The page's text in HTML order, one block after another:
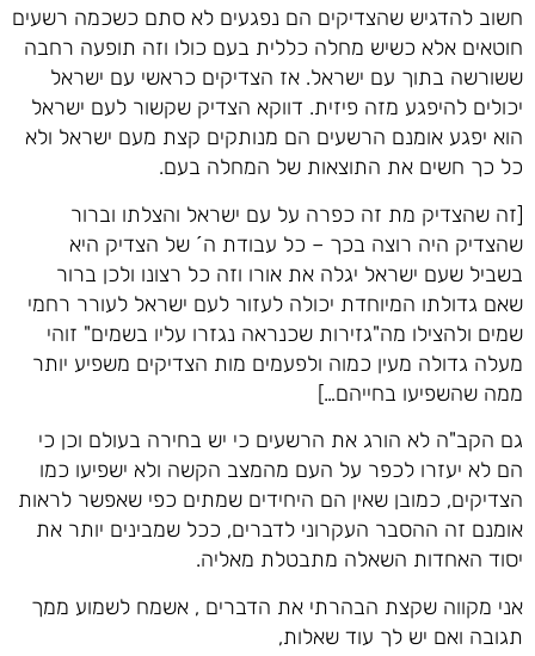
חשוב להדגיש שהצדיקים הם נפגעים לא סתם כשכמה רשעים
חוטאים אלא כשיש מחלה כללית בעם כולו וזה תופעה רחבה
ששורשה בתוך עם ישראל. אז הצדיקים כראשי עם ישראל
יכולים להיפגע מזה פיזית. דווקא הצדיק שקשור לעם ישראל
הוא יפגע אומנם הרשעים הם מנותקים קצת מעם ישראל ולא
כל כך חשים את התוצאות של המחלה בעם.
[זה שהצדיק מת זה כפרה על עם ישראל והצלתו וברור
שהצדיק היה רוצה בכך – כל עבודת ה´ של הצדיק היא
בשביל שעם ישראל יגלה את אורו וזה כל רצונו ולכן ברור
שאם גדולתו המיוחדת יכולה לעזור לעם ישראל לעורר רחמי
שמים ולהצילו מה"גזירות שכנראה נגזרו עליו בשמים" זוהי
מעלה גדולה מעין כמוה ולפעמים מות הצדיקים משפיע יותר
ממה שהשפיעו בחייהם…]
גם הקב"ה לא הורג את הרשעים כי יש בחירה בעולם וכן כי
הם לא יעזרו לכפר על העם מהמצב הקשה ולא ישפיעו כמו
הצדיקים, כמובן שאין הם היחידים שמתים כפי שאפשר לראות
אומנם זה ההסבר העקרוני לדברים, ככל שמבינים יותר את
יסוד האחדות השאלה מתבטלת מאליה.
אני מקווה שקצת הבהרתי את הדברים , אשמח לשמוע ממך
תגובה ואם יש לך עוד שאלות,